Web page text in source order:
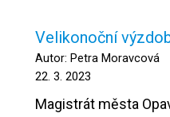
Velikonoční
Autor: Petra Moravcová
22. 3. 2023
Magistrát města